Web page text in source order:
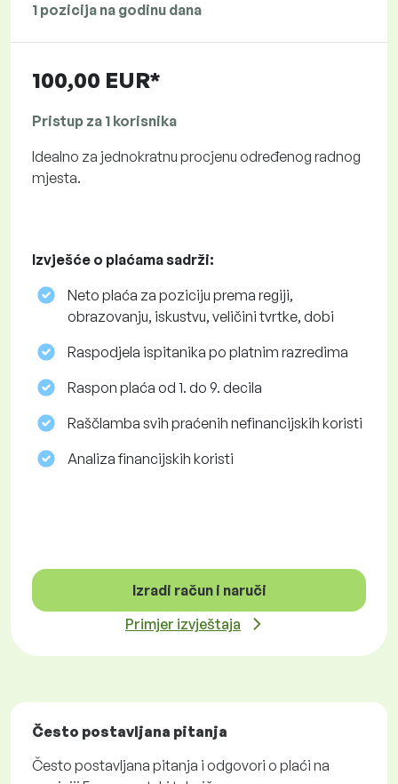
1 pozicija na godinu dana
100,00 EUR*
Pristup za 1 korisnika
Idealno za jednokratnu procjenu određenog radnog
mjesta.
Izvješće o plaćama sadrži:
Neto plaća za poziciju prema regiji,
obrazovanju, iskustvu, veličini tvrtke, dobi
Raspodjela ispitanika po platnim razredima
Raspon plaća od 1. do 9. decila
Raščlamba svih praćenih nefinancijskih koristi
Analiza financijskih koristi
Izradi račun i naruči
Primjer izvještaja
Često postavljana pitanja
Često postavljana pitanja i odgovori o plaći na